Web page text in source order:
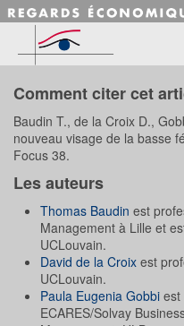
Accéder au contenu
Comment citer cet
Baudin T., de la Croix D.,
nouveau visage de la basse
Focus 38.
Les auteurs
Thomas Baudin est
Management à Lille et
UCLouvain.
David de la Croix est
UCLouvain.
Paula Eugenia Gobbi est
ECARES/Solvay